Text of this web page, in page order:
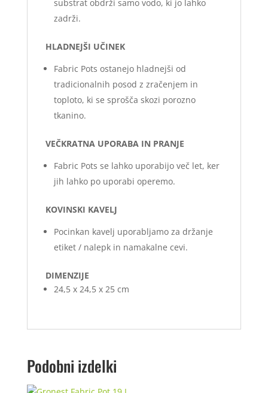
substrat obdrži samo vodo, ki jo lahko
zadrži.
HLADNEJŠI UČINEK
Fabric Pots ostanejo hladnejši od
tradicionalnih posod z zračenjem in
toploto, ki se sprošča skozi porozno
tkanino.
VEČKRATNA UPORABA IN PRANJE
Fabric Pots se lahko uporabijo več let, ker
jih lahko po uporabi operemo.
KOVINSKI KAVELJ
Pocinkan kavelj uporabljamo za držanje
etiket / nalepk in namakalne cevi.
DIMENZIJE
24,5 x 24,5 x 25 cm
Podobni izdelki